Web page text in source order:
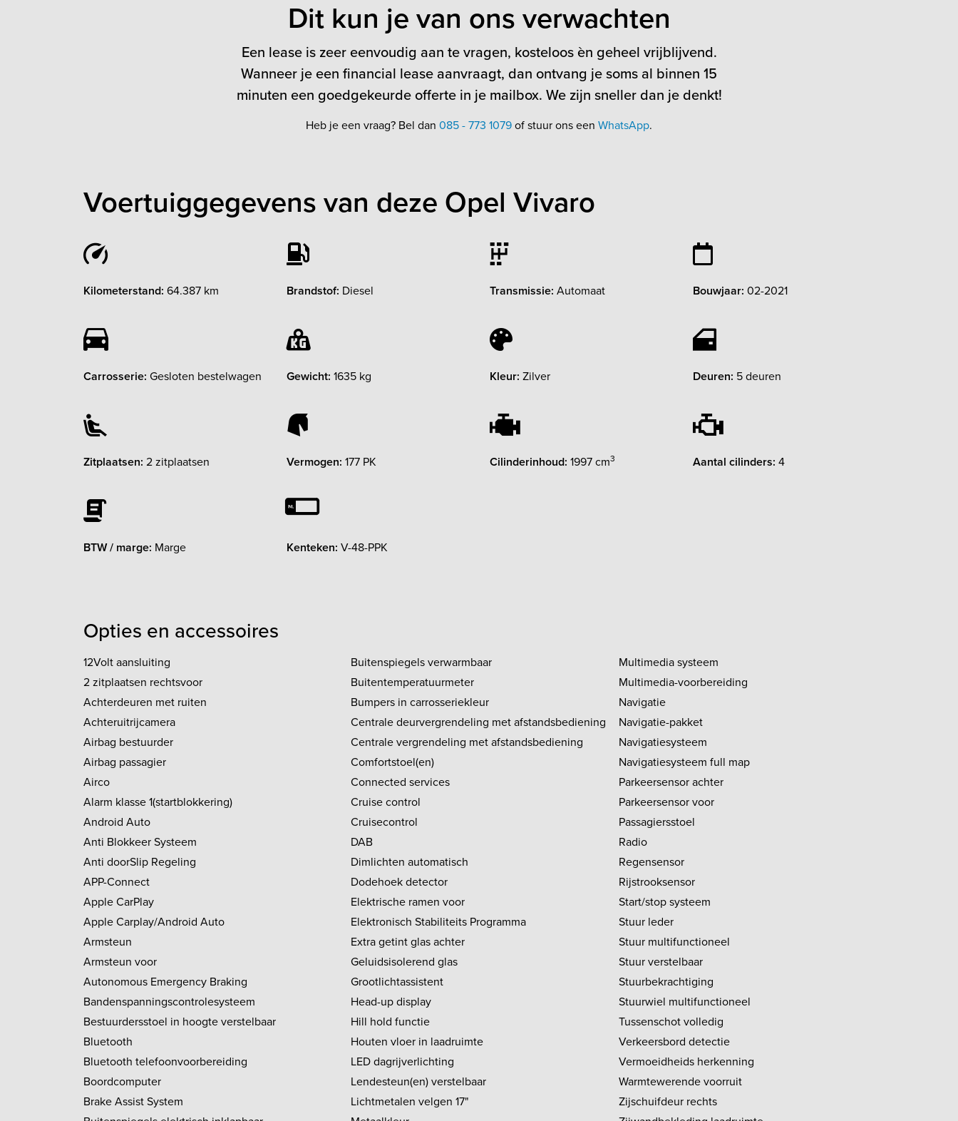
Dit kun je van ons verwachten
Een lease is zeer eenvoudig aan te vragen, kosteloos èn geheel vrijblijvend.
Wanneer je een financial lease aanvraagt, dan ontvang je soms al binnen 15
minuten een goedgekeurde offerte in je mailbox. We zijn sneller dan je denkt!
Heb je een vraag? Bel dan 085 - 773 1079of stuur ons een WhatsApp.
Voertuiggegevens van deze Opel Vivaro
Kilometerstand: 64.387 km Brandstof: Diesel Transmissie: Automaat Bouwjaar: 02-2021
Carrosserie: Gesloten bestelwagen Gewicht: 1635 kg Kleur: Zilver Deuren: 5 deuren
Zitplaatsen: 2 zitplaatsen Vermogen: 177 PK Cilinderinhoud: 1997 cm3 Aantal cilinders: 4
BTW / marge: Marge Kenteken: V-48-PPK
Opties en accessoires
12Volt aansluiting
2 zitplaatsen rechtsvoor
Achterdeuren met ruiten
Achteruitrijcamera
Airbag bestuurder
Airbag passagier
Airco
Alarm klasse 1(startblokkering)
Android Auto
Anti Blokkeer Systeem
Anti doorSlip Regeling
APP-Connect
Apple CarPlay
Apple Carplay/Android Auto
Armsteun
Armsteun voor
Autonomous Emergency Braking
Bandenspanningscontrolesysteem
Bestuurdersstoel in hoogte verstelbaar
Bluetooth
Bluetooth telefoonvoorbereiding
Boordcomputer
Brake Assist System
Buitenspiegels verwarmbaar
Buitentemperatuurmeter
Bumpers in carrosseriekleur
Centrale deurvergrendeling met afstandsbediening
Centrale vergrendeling met afstandsbediening
Comfortstoel(en)
Connected services
Cruise control
Cruisecontrol
DAB
Dimlichten automatisch
Dodehoek detector
Elektrische ramen voor
Elektronisch Stabiliteits Programma
Extra getint glas achter
Geluidsisolerend glas
Grootlichtassistent
Head-up display
Hill hold functie
Houten vloer in laadruimte
LED dagrijverlichting
Lendesteun(en) verstelbaar
Lichtmetalen velgen 17"
Multimedia systeem
Multimedia-voorbereiding
Navigatie
Navigatie-pakket
Navigatiesysteem
Navigatiesysteem full map
Parkeersensor achter
Parkeersensor voor
Passagiersstoel
Radio
Regensensor
Rijstrooksensor
Start/stop systeem
Stuur leder
Stuur multifunctioneel
Stuur verstelbaar
Stuurbekrachtiging
Stuurwiel multifunctioneel
Tussenschot volledig
Verkeersbord detectie
Vermoeidheids herkenning
Warmtewerende voorruit
Zijschuifdeur rechts